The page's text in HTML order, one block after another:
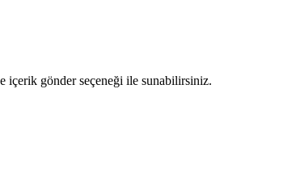
gönder seçeneği ile sunabilirsiniz.